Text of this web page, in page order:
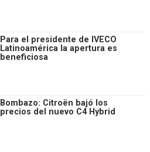
Para el presidente de IVECO
Latinoamérica la apertura es
beneficiosa
Bombazo: Citroën bajó los
precios del nuevo C4 Hybrid